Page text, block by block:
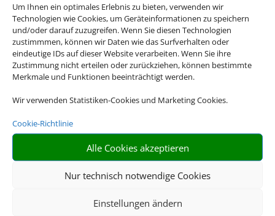
Um Ihnen ein optimales Erlebnis zu bieten, verwenden wir
Technologien wie Cookies, um Geräteinformationen zu speichern
und/oder darauf zuzugreifen. Wenn Sie diesen Technologien
zustimmmen, können wir Daten wie das Surfverhalten oder
eindeutige IDs auf dieser Website verarbeiten. Wenn Sie ihre
Zustimmung nicht erteilen oder zurückziehen, können bestimmte
Merkmale und Funktionen beeinträchtigt werden.
Wir verwenden Statistiken-Cookies und Marketing Cookies.
Cookie-Richtlinie
Alle Cookies akzeptieren
Nur technisch notwendige Cookies
Einstellungen ändern
Neuseeland